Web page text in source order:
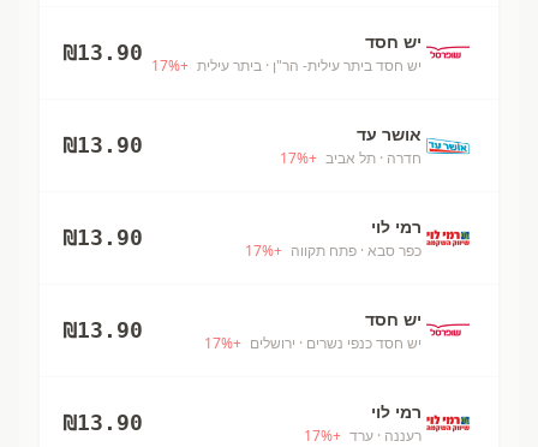
יש חסד
יש חסד ביתר עילית- הר"ן · ביתר עילית +
17%
₪13.90
אושר עד
חדרה · תל אביב +
17%
₪13.90
רמי לוי
כפר סבא · פתח תקווה +
17%
₪13.90
יש חסד
יש חסד כנפי נשרים · ירושלים +
17%
₪13.90
רמי לוי
רעננה · ערד +
17%
₪13.90